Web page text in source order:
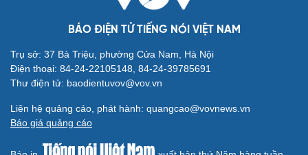
BÁO ĐIỆN TỬ TIẾNG NÓI VIỆT NAM
Trụ sở: 37 Bà Triệu, phường Cửa Nam, Hà Nội
Điện thoại: 84-24-22105148, 84-24-39785691
Thư điện tử: baodientuvov@vov.vn
Liên hệ quảng cáo, phát hành: quangcao@vovnews.vn
Báo giá quảng cáo